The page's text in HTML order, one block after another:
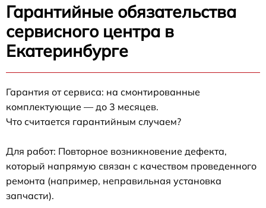
Гарантийные обязательства
сервисного центра в
Екатеринбурге
Гарантия от сервиса: на смонтированные
комплектующие — до 3 месяцев.
Что считается гарантийным случаем?
Для работ: Повторное возникновение дефекта,
который напрямую связан с качеством проведенного
ремонта (например, неправильная установка
запчасти).